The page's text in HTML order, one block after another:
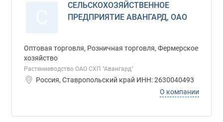
СЕЛЬСКОХОЗЯЙСТВЕННОЕ
ПРЕДПРИЯТИЕ АВАНГАРД, ОАО
Оптовая торговля, Розничная торговля, Фермерское
хозяйство
Растениеводство ОАО СХП "Авангард"
Россия, Ставропольский край ИНН: 2630040493
О компании